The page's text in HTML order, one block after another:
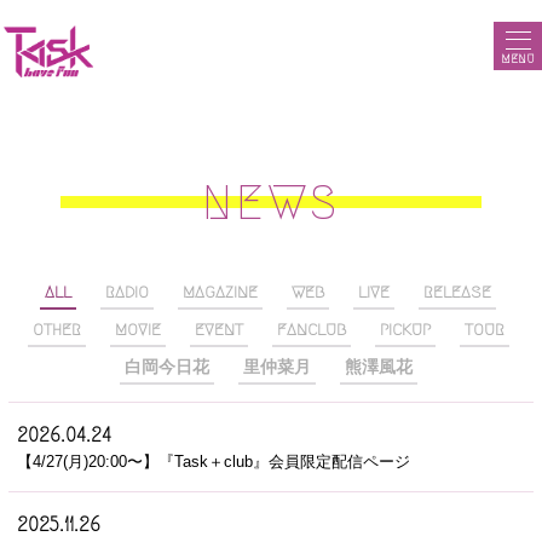
MENU
NEWS
ALL RADIO MAGAZINE WEB LIVE RELEASE
OTHER MOVIE EVENT FANCLUB PICKUP TOUR
白岡今日花 里仲菜月 熊澤風花
2026.04.24
【4/27(月)20:00〜】『Task＋club』会員限定配信ページ
2025.11.26